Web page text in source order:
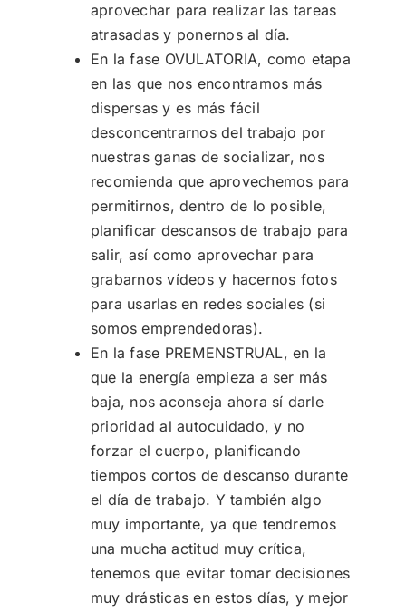
aprovechar para realizar las tareas
atrasadas y ponernos al día.
En la fase OVULATORIA, como etapa
en las que nos encontramos más
dispersas y es más fácil
desconcentrarnos del trabajo por
nuestras ganas de socializar, nos
recomienda que aprovechemos para
permitirnos, dentro de lo posible,
planificar descansos de trabajo para
salir, así como aprovechar para
grabarnos vídeos y hacernos fotos
para usarlas en redes sociales (si
somos emprendedoras).
En la fase PREMENSTRUAL, en la
que la energía empieza a ser más
baja, nos aconseja ahora sí darle
prioridad al autocuidado, y no
forzar el cuerpo, planificando
tiempos cortos de descanso durante
el día de trabajo. Y también algo
muy importante, ya que tendremos
una mucha actitud muy crítica,
tenemos que evitar tomar decisiones
muy drásticas en estos días, y mejor